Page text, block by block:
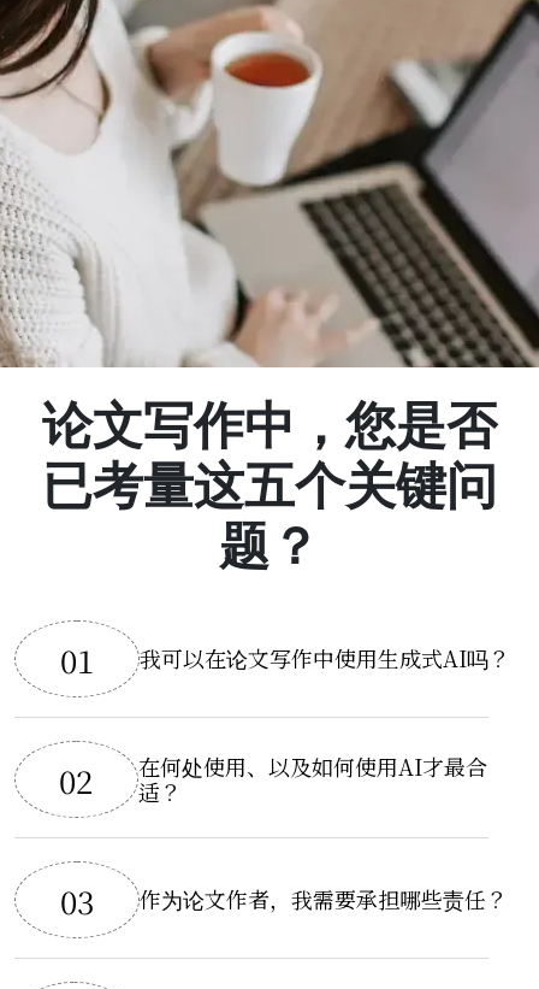
论文写作中，您是否
已考量这五个关键问
题？
01 我可以在论文写作中使用生成式AI吗？
02
在何处使用、以及如何使用AI才最合
适？
03 作为论文作者，我需要承担哪些责任？